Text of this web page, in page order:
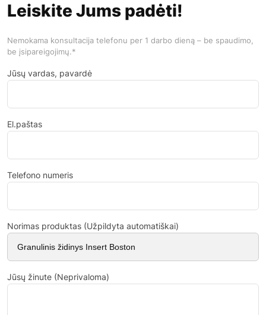
Leiskite Jums padėti!
Nemokama konsultacija telefonu per 1 darbo dieną – be spaudimo,
be įsipareigojimų.*
Jūsų vardas, pavardė
El.paštas
Telefono numeris
Norimas produktas (Užpildyta automatiškai)
Jūsų žinute (Neprivaloma)